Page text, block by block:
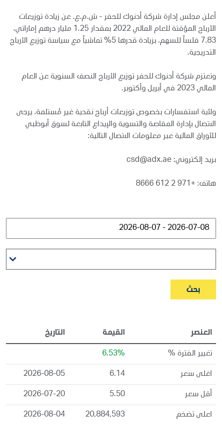
أعلن مجلس إدارة شركة أدنوك للحفر - ش.م.ع. عن زيادة توزيعات
الأرباح المؤقتة للعام المالي 2022 بمقدار 1.25 مليار درهم إماراتي،
7.83 فلساً للسهم، بزيادة قدرها 5% تماشياً مع سياسة توزيع الأرباح
التدريجية.
وتعتزم شركة أدنوك للحفر توزيع الأرباح النصف السنوية عن العام
المالي 2023 في أبريل وأكتوبر.
ولأية استفسارات بخصوص توزيعات أرباح نقدية غير مُستلمة، يرجى
الاتصال بإدارة المقاصة والتسوية والإيداع التابعة لسوق أبوظبي
للأوراق المالية عبر معلومات الاتصال التالية:
بريد إلكتروني: csd@adx.ae
هاتف: +971 2 612 8666
بحث
العنصر القيمة التاريخ
تغيير الفترة % 6.53%
اغلى سعر 6.14
2026-08-05
أقل سعر 5.50
2026-07-20
اعلى تضخم 20,884,593
2026-08-04